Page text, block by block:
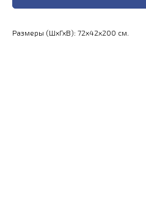
Размеры (ШхГхВ): 72x42x200 см.